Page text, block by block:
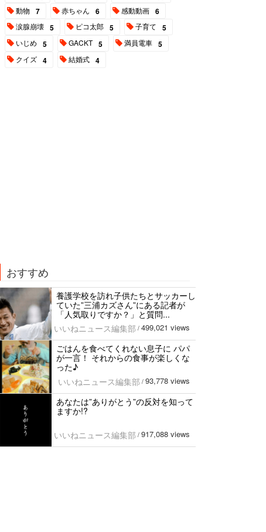
動物 7 赤ちゃん 6 感動動画 6
涙腺崩壊 5 ピコ太郎 5 子育て 5
いじめ 5 GACKT 5 満員電車 5
クイズ 4 結婚式 4
おすすめ
養護学校を訪れ子供たちとサッカーし
ていた”三浦カズさん”にある記者が
「人気取りですか？」と質問...
いいねニュース編集部 / 499,021 views
ごはんを食べてくれない息子に パパ
が一言！ それからの食事が楽しくな
った♪
いいねニュース編集部 / 93,778 views
あなたは”ありがとう”の反対を知って
ますか!?
いいねニュース編集部 / 917,088 views